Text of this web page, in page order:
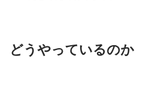
どうやっているのか